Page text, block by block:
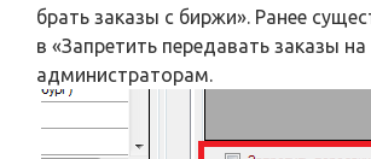
брать заказы с биржи». Ранее
в «Запретить передавать заказы
администраторам.